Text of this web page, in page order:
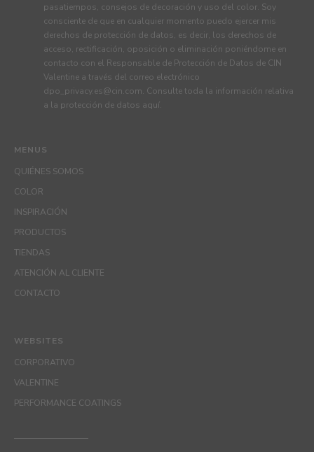
MENUS
QUIÉNES SOMOS
COLOR
INSPIRACIÓN
PRODUCTOS
TIENDAS
ATENCIÓN AL CLIENTE
CONTACTO
pasatiempos, consejos de decoración y uso del color. Soy
consciente de que en cualquier momento puedo ejercer mis
derechos de protección de datos, es decir, los derechos de
acceso, rectificación, oposición o eliminación poniéndome en
contacto con el Responsable de Protección de Datos de CIN
Valentine a través del correo electrónico
dpo_privacy.es@cin.com. Consulte toda la información relativa
a la protección de datos aquí.
WEBSITES
CORPORATIVO
VALENTINE
PERFORMANCE COATINGS